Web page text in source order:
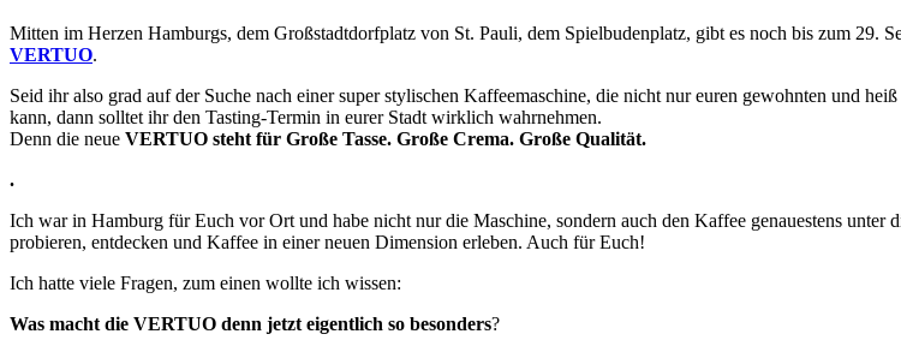
Mitten im Herzen Hamburgs, dem Großstadtdorfplatz von St. Pauli, dem Spielbudenplatz, gibt es noch bis zum
VERTUO.
Seid ihr also grad auf der Suche nach einer super stylischen Kaffeemaschine, die nicht nur euren gewohnten und
kann, dann solltet ihr den Tasting-Termin in eurer Stadt wirklich wahrnehmen.
Denn die neue VERTUO steht für Große Tasse. Große Crema. Große Qualität.
.
Ich war in Hamburg für Euch vor Ort und habe nicht nur die Maschine, sondern auch den Kaffee genauestens
probieren, entdecken und Kaffee in einer neuen Dimension erleben. Auch für Euch!
Ich hatte viele Fragen, zum einen wollte ich wissen:
Was macht die VERTUO denn jetzt eigentlich so besonders?